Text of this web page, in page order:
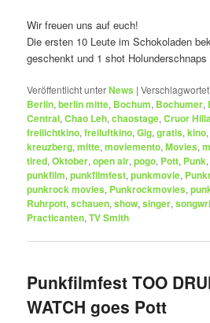
Wir freuen uns auf euch!
Die ersten 10 Leute im Schokoladen
geschenkt und 1 shot
Veröffentlicht unterNews |
Berlin,berlin mitte, Bochum, Bochumer,
Central,Chao Leh,chaostage,Cruor
freilichtkino,freiluftkino,Gig,gratis,kino
kreuzberg,mitte,moviemento,Movies,
tired,Oktober,open air,pogo, Pott, Punk
punkfilm,punkfilmfest,punkmovie,
punkrock movies, Punkrockmovies,
Ruhrpott,schauen,show,singer,
Practicanten,TV Smith
Punkfilmfest TOO
WATCH goes Pott